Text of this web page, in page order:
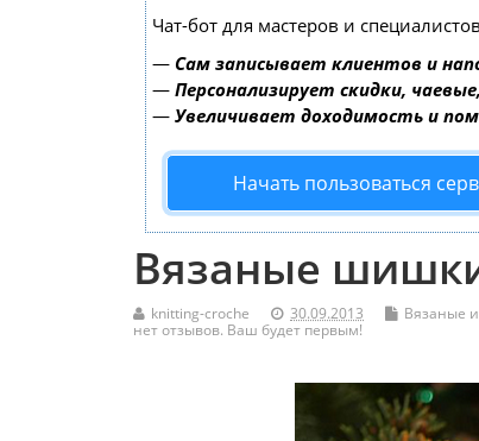
Чат-бот для мастеров и
— Сам записывает клиентов и
— Персонализирует скидки,
— Увеличивает доходимость и
Начать пользоваться
Вязаные
knitting-croche 30.09.2013 Вязаные
нет отзывов. Ваш будет первым!